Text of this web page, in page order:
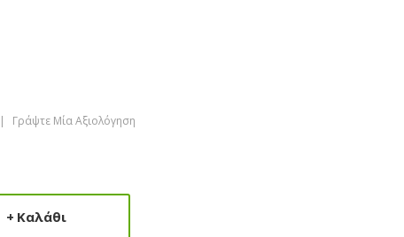
Γράψτε Μία Αξιολόγηση
Καλάθι